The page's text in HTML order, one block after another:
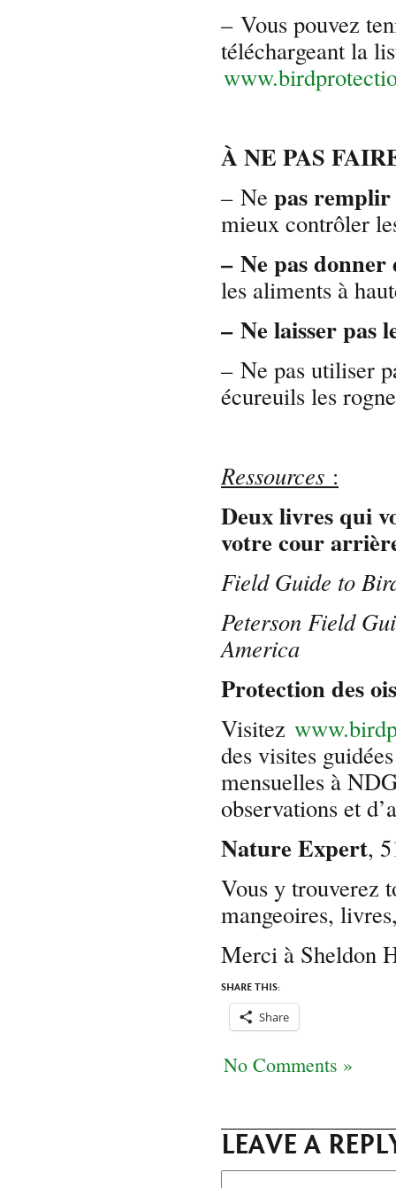
– Vous pouvez
téléchargeant la
À NE PAS
– Ne pas remplir
mieux contrôler
– Ne pas donner
les aliments à
– Ne laisser pas
– Ne pas utiliser
écureuils les
Ressources :
Deux livres qui
votre cour
Field Guide to
Peterson Field
America
Protection des
Visitez
des visites
mensuelles à
observations et
Nature Expert,
Vous y trouverez
mangeoires,
Merci à Sheldon
SHARE THIS:
Share
No Comments »
LEAVE A